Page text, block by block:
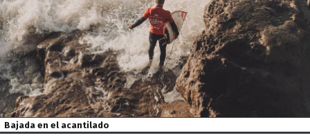
Bajada en el acantilado